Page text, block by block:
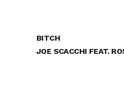
BITCH
JOE SCACCHI FEAT.